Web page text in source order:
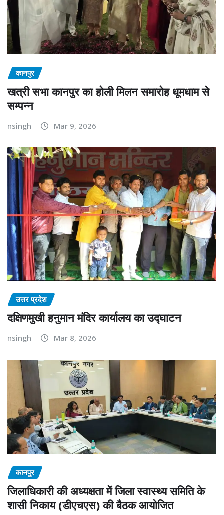
कानपुर
खत्री सभा कानपुर का होली मिलन समारोह धूमधाम से
सम्पन्न
nsingh Mar 9, 2026
उत्तर प्रदेश
दक्षिणमुखी हनुमान मंदिर कार्यालय का उद्घाटन
nsingh Mar 8, 2026
कानपुर
जिलाधिकारी की अध्यक्षता में जिला स्वास्थ्य समिति के
शासी निकाय (डीएचएस) की बैठक आयोजित